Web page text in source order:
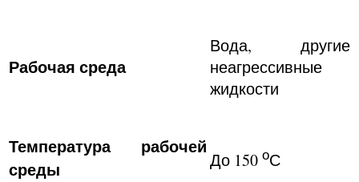
Рабочая среда
Вода, другие
неагрессивные
жидкости
Температура рабочей
среды
До 150 оС